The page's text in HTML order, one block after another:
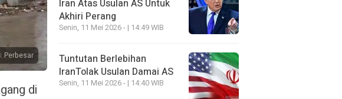
Perbesar
di
Iran Atas Usulan AS Untuk
Akhiri Perang
Senin, 11 Mei 2026 - | 14:49 WIB
Tuntutan Berlebihan
IranTolak Usulan Damai AS
Senin, 11 Mei 2026 - | 14:40 WIB